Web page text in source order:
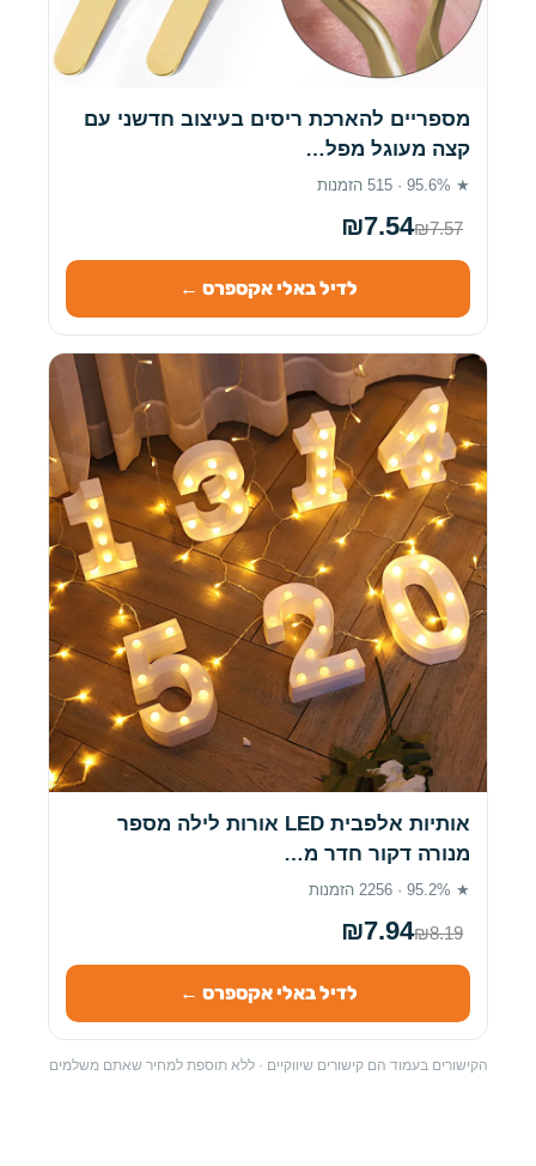
מספריים להארכת ריסים בעיצוב חדשני עם
קצה מעוגל מפל…
★ 95.6% · 515 הזמנות
₪7.54₪7.57
לדיל באלי אקספרס ←
אותיות אלפבית LED אורות לילה מספר
מנורה דקור חדר מ…
★ 95.2% · 2256 הזמנות
₪7.94₪8.19
לדיל באלי אקספרס ←
הקישורים בעמוד הם קישורים שיווקיים · ללא תוספת למחיר שאתם משלמים